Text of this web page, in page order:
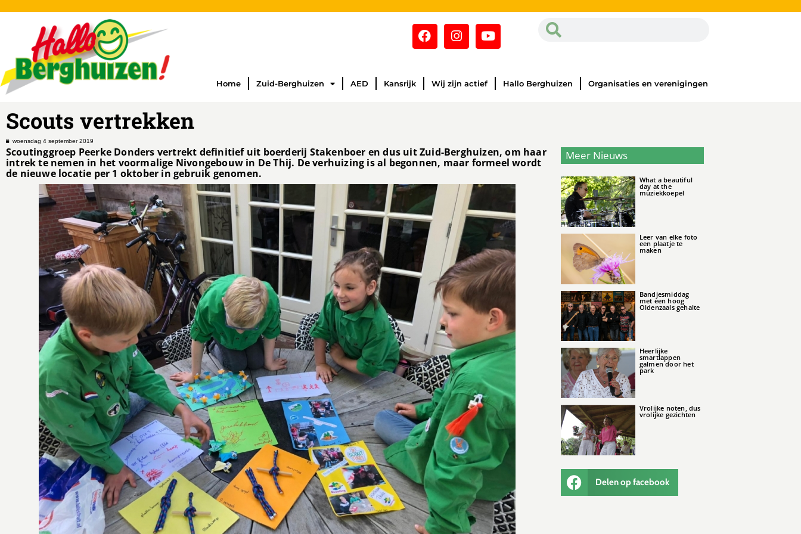
Home Zuid-Berghuizen AED Kansrijk Wij zijn actief Hallo Berghuizen Organisaties en verenigingen
Scouts vertrekken
woensdag 4 september 2019
Scoutinggroep Peerke Donders vertrekt definitief uit boerderij Stakenboer en dus uit Zuid-Berghuizen, om haar
intrek te nemen in het voormalige Nivongebouw in De Thij. De verhuizing is al begonnen, maar formeel wordt
de nieuwe locatie per 1 oktober in gebruik genomen.
Meer Nieuws
What a beautiful
day at the
muziekkoepel
Leer van elke foto
een plaatje te
maken
Bandjesmiddag
met een hoog
Oldenzaals gehalte
Heerlijke
smartlappen
galmen door het
park
Vrolijke noten, dus
vrolijke gezichten
Delen op facebook